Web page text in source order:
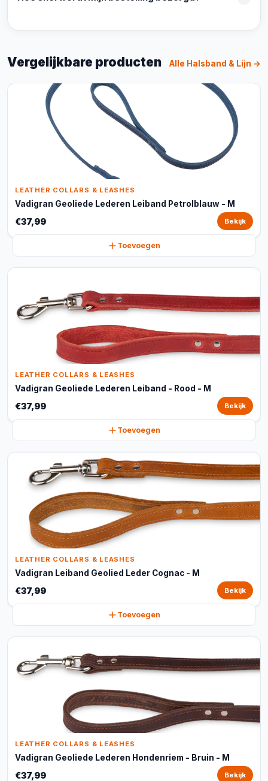
Vergelijkbare producten Alle Halsband & Lijn →
LEATHER COLLARS & LEASHES
Vadigran Geoliede Lederen Leiband Petrolblauw - M
€37,99 Bekijk
Toevoegen
LEATHER COLLARS & LEASHES
Vadigran Geoliede Lederen Leiband - Rood - M
€37,99 Bekijk
Toevoegen
LEATHER COLLARS & LEASHES
Vadigran Leiband Geolied Leder Cognac - M
€37,99 Bekijk
Toevoegen
LEATHER COLLARS & LEASHES
Vadigran Geoliede Lederen Hondenriem - Bruin - M
€37,99 Bekijk